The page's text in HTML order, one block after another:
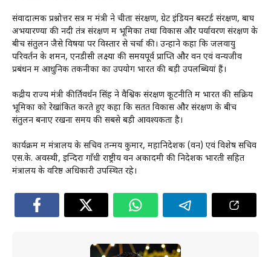
संवादात्मक प्रश्नोत्तर सत्र में मंत्री ने चीता संरक्षण, ग्रेट इंडियन बस्टर्ड संरक्षण, बाघ
अभयारण्यों की नदी तंत्र संरक्षण में भूमिका तथा विकास और पर्यावरण संरक्षण के
बीच संतुलन जैसे विषयों पर विस्तार से चर्चा की। उन्होंने कहा कि जलवायु
परिवर्तन के शमन, एनडीसी लक्ष्यों की समयपूर्व प्राप्ति और वन एवं वन्यजीव
प्रबंधन में आधुनिक तकनीकों का उपयोग भारत की बड़ी उपलब्धियां हैं।
केंद्रीय राज्य मंत्री कीर्तिवर्धन सिंह ने वैश्विक संरक्षण कूटनीति में भारत की सक्रिय
भूमिका को रेखांकित करते हुए कहा कि सतत विकास और संरक्षण के बीच
संतुलन बनाए रखना समय की सबसे बड़ी आवश्यकता है।
कार्यक्रम में मंत्रालय के सचिव तन्मय कुमार, महानिदेशक (वन) एवं विशेष सचिव
एस.के. अवस्थी, इन्दिरा गाँधी राष्ट्रीय वन अकादमी की निदेशक भारती सहित
मंत्रालय के वरिष्ठ अधिकारी उपस्थित रहे।